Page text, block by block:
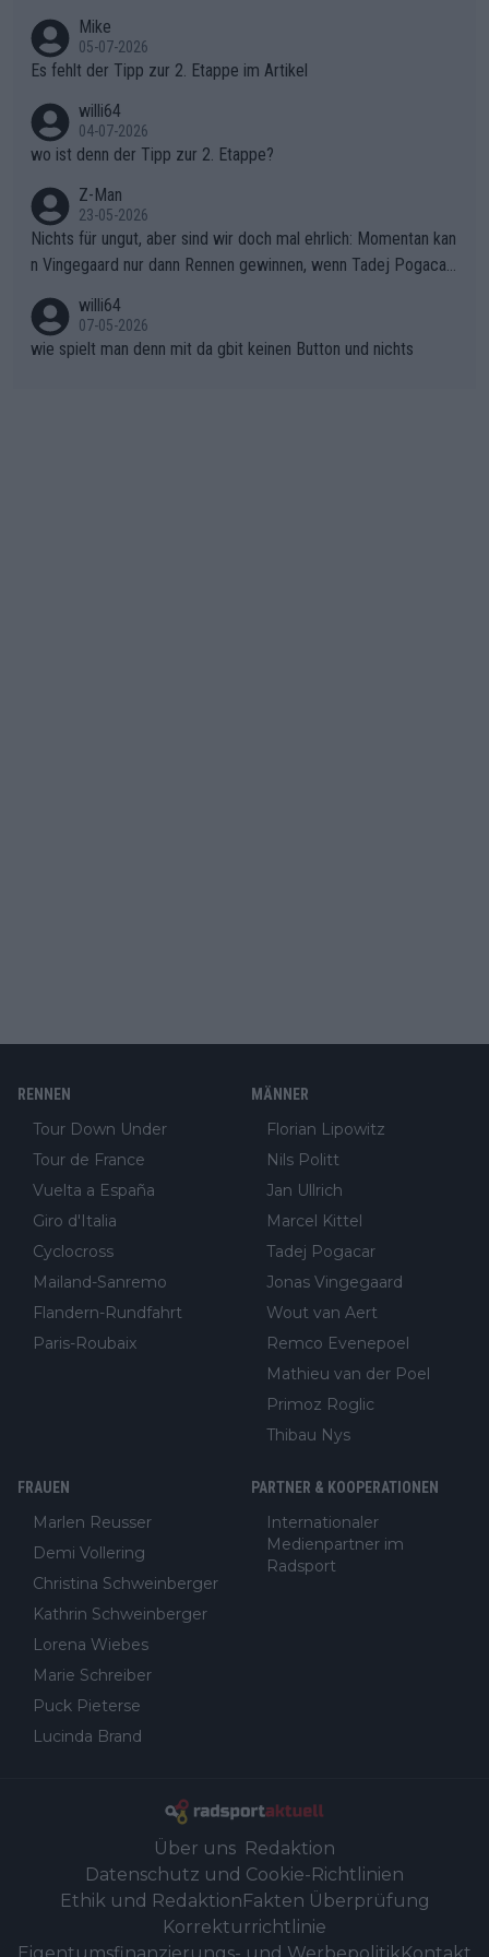
en.Teurer Sekundenpoker: Die Quittung sind nun 15 Sekunden
Rückstand im Gesamtklassement – ein Polster, das Niewiado
gibt. Diese Etappe wird sicher als der psychologische Wendep
unkt dieser Tour in die Geschichte eingehen. Wenn man bei so
einem harten Aufstieg einmal den Moment verpasst und der K
onkurrentin die "zweite Luft" schenkt, ist der Schaden am Ber
g kaum noch zu reparieren.Vor uns liegt nun das große Finale R
ichtung Nizza. Niewiadoma hat psychologisch Oberwasser, ab
er SD Worx und Vollering müssen jetzt All-In gehen. (gregman
n)
r die gehört nicht in dieses Medium!
Mike
05-07-2026
Es fehlt der Tipp zur 2. Etappe im Artikel
willi64
04-07-2026
wo ist denn der Tipp zur 2. Etappe?
Z-Man
23-05-2026
Nichts für ungut, aber sind wir doch mal ehrlich: Momentan kan
n Vingegaard nur dann Rennen gewinnen, wenn Tadej Pogacar
willi64
07-05-2026
wie spielt man denn mit da gbit keinen Button und nichts
RENNEN
Tour Down Under
Tour de France
Vuelta a España
Giro d'Italia
Cyclocross
Mailand-Sanremo
Flandern-Rundfahrt
Paris-Roubaix
MÄNNER
Florian Lipowitz
Nils Politt
Jan Ullrich
Marcel Kittel
Tadej Pogacar
Jonas Vingegaard
Wout van Aert
Remco Evenepoel
Mathieu van der Poel
Primoz Roglic
Thibau Nys
FRAUEN
Marlen Reusser
Demi Vollering
Christina Schweinberger
Kathrin Schweinberger
Lorena Wiebes
Marie Schreiber
Puck Pieterse
Lucinda Brand
PARTNER & KOOPERATIONEN
Internationaler
Medienpartner im
Radsport
Über uns Redaktion
Datenschutz und Cookie-Richtlinien
Ethik und RedaktionFakten Überprüfung
Korrekturrichtlinie
Eigentumsfinanzierungs- und WerbepolitikKontakt